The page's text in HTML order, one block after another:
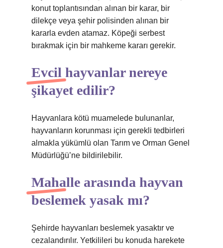
konut toplantısından alınan bir karar, bir
dilekçe veya şehir polisinden alınan bir
kararla evden atamaz. Köpeği serbest
bırakmak için bir mahkeme kararı gerekir.
Evcil hayvanlar nereye
şikayet edilir?
Hayvanlara kötü muamelede bulunanlar,
hayvanların korunması için gerekli tedbirleri
almakla yükümlü olan Tarım ve Orman Genel
Müdürlüğü’ne bildirilebilir.
Mahalle arasında hayvan
beslemek yasak mı?
Şehirde hayvanları beslemek yasaktır ve
cezalandırılır. Yetkilileri bu konuda harekete